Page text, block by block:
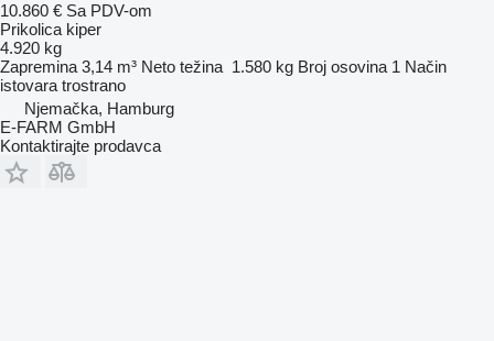
10.860 € Sa PDV-om
Prikolica kiper
4.920 kg
Zapremina 3,14 m³ Neto težina 1.580 kg Broj osovina 1 Način
istovara trostrano
Njemačka, Hamburg
E-FARM GmbH
Kontaktirajte prodavca